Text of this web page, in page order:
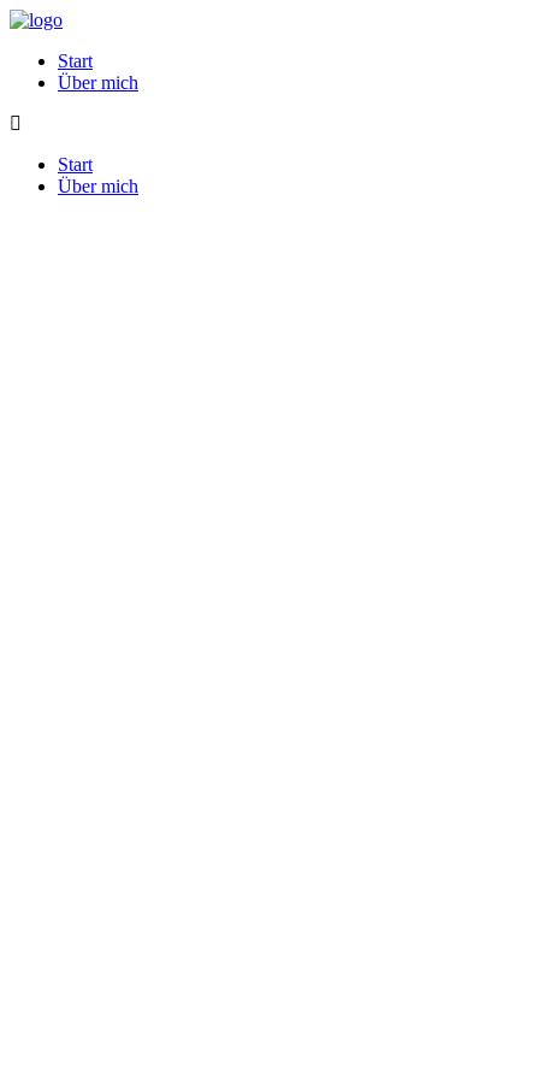
Start
Über mich
Start
Über mich